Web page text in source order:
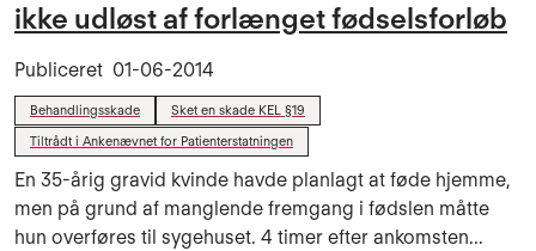
ikke udløst af forlænget fødselsforløb
Publiceret 01-06-2014
Behandlingsskade
Sket en skade KEL §19
Tiltrådt i Ankenævnet for Patienterstatningen
En 35-årig gravid kvinde havde planlagt at føde hjemme,
men på grund af manglende fremgang i fødslen måtte
hun overføres til sygehuset. 4 timer efter ankomsten...